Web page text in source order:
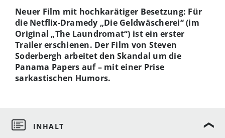
Neuer Film mit hochkarätiger Besetzung: Für
die Netflix-Dramedy „Die Geldwäscherei“ (im
Original „The Laundromat“) ist ein erster
Trailer erschienen. Der Film von Steven
Soderbergh arbeitet den Skandal um die
Panama Papers auf – mit einer Prise
sarkastischen Humors.